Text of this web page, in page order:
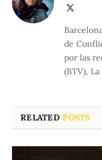
de
por las
(BTV),
RELATEDPOSTS